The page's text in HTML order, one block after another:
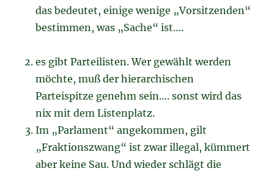
das bedeutet, einige wenige „Vorsitzenden“
bestimmen, was „Sache“ ist….
es gibt Parteilisten. Wer gewählt werden
möchte, muß der hierarchischen
Parteispitze genehm sein…. sonst wird das
nix mit dem Listenplatz.
Im „Parlament“ angekommen, gilt
„Fraktionszwang“ ist zwar illegal, kümmert
aber keine Sau. Und wieder schlägt die